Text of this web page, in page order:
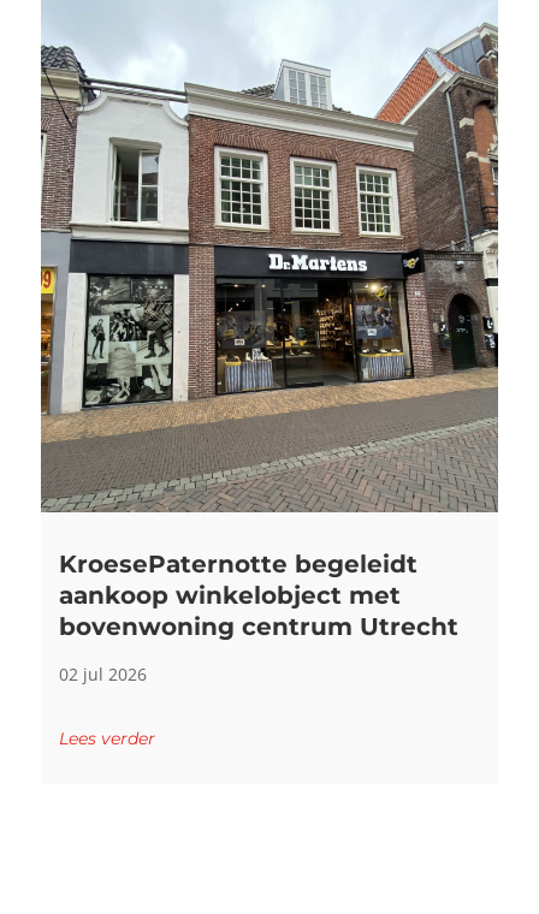
KroesePaternotte begeleidt
aankoop winkelobject met
bovenwoning centrum Utrecht
02 jul 2026
Lees verder